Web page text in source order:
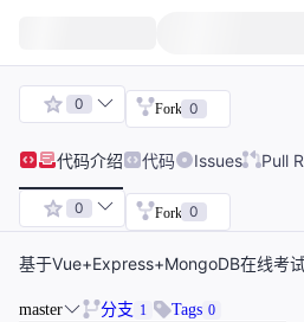
0 Fork 0
代码介绍 代码 Issues Pull
0 Fork 0
基于Vue+Express+MongoDB在线考
master 分支 1 Tags 0